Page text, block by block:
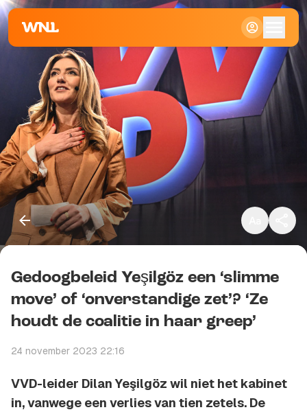
Kopieer link
Gedoogbeleid Yeşilgöz een ‘slimme
move’ of ‘onverstandige zet’? ‘Ze
houdt de coalitie in haar greep’
24 november 2023 22:16
VVD-leider Dilan Yeşilgöz wil niet het kabinet
in, vanwege een verlies van tien zetels. De